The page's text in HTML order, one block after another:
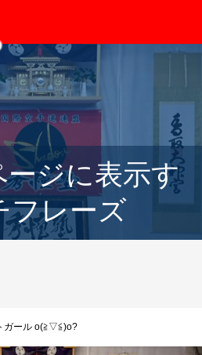
ージに表示す
フレーズ
ガール o(≧▽≦)o?